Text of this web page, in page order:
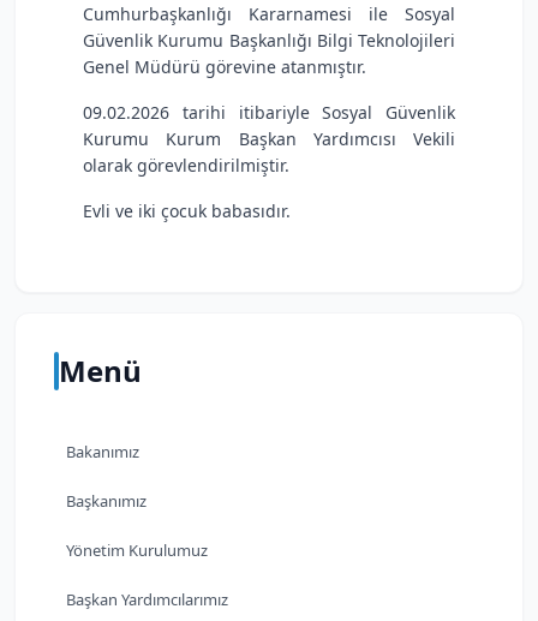
Menü
Bakanımız
Başkanımız
Yönetim Kurulumuz
Başkan Yardımcılarımız
Cumhurbaşkanlığı Kararnamesi ile Sosyal
Güvenlik Kurumu Başkanlığı Bilgi Teknolojileri
Genel Müdürü görevine atanmıştır.
09.02.2026 tarihi itibariyle Sosyal Güvenlik
Kurumu Kurum Başkan Yardımcısı Vekili
olarak görevlendirilmiştir.
Evli ve iki çocuk babasıdır.